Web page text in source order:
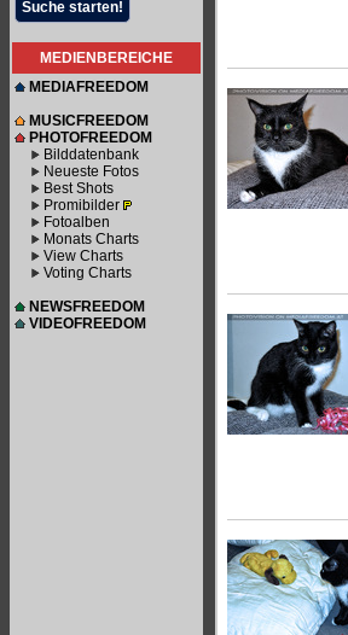
MEDIENBEREICHE
MEDIAFREEDOM
MUSICFREEDOM
PHOTOFREEDOM
Bilddatenbank
Neueste Fotos
Best Shots
Promibilder
Fotoalben
Monats Charts
View Charts
Voting Charts
NEWSFREEDOM
VIDEOFREEDOM